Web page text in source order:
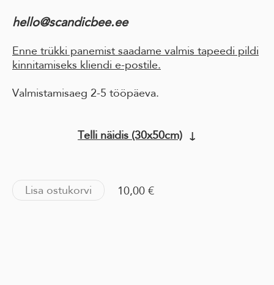
hello@scandicbee.ee
Enne trükki panemist saadame valmis tapeedi pildi
kinnitamiseks kliendi e-postile.
Valmistamisaeg 2-5 tööpäeva.
Telli näidis (30x50cm) ↓
Lisa ostukorvi 10,00 €